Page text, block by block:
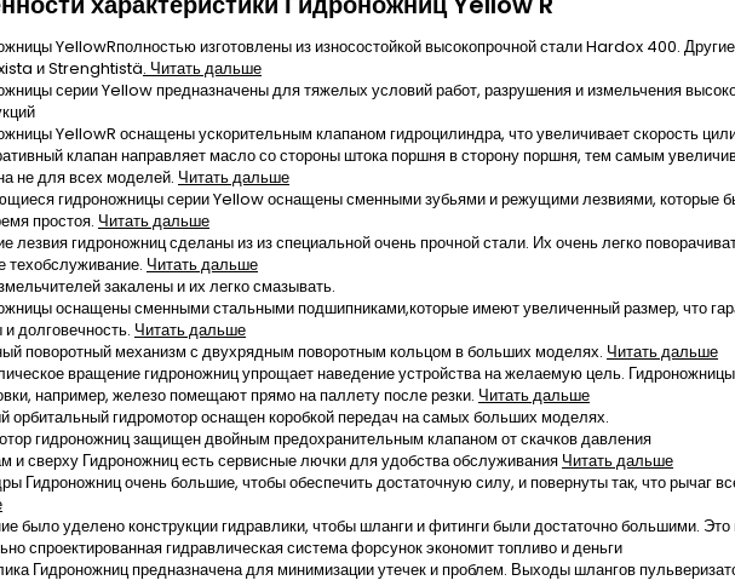
YellowRполностью изготовлены из износостойкой высокопрочной стали Hardox 400.
и Strenghtistä. Читать дальше
серии Yellow предназначены для тяжелых условий работ, разрушения и измельчения
YellowR оснащены ускорительным клапаном гидроцилиндра, что увеличивает скорость
клапан направляет масло со стороны штока поршня в сторону поршня, тем самым
не для всех моделей. Читать дальше
гидроножницы серии Yellow оснащены сменными зубьями и режущими лезвиями, которые
простоя. Читать дальше
лезвия гидроножниц сделаны из из специальной очень прочной стали. Их очень легко
техобслуживание. Читать дальше
закалены и их легко смазывать.
оснащены сменными стальными подшипниками,которые имеют увеличенный размер, что
долговечность. Читать дальше
поворотный механизм с двухрядным поворотным кольцом в больших моделях. Читать дальше
вращение гидроножниц упрощает наведение устройства на желаемую цель.
например, железо помещают прямо на паллету после резки. Читать дальше
орбитальный гидромотор оснащен коробкой передач на самых больших моделях.
гидроножниц защищен двойным предохранительным клапаном от скачков давления
и сверху Гидроножниц есть сервисные лючки для удобства обслуживания Читать дальше
Гидроножниц очень большие, чтобы обеспечить достаточную силу, и повернуты так, что рычаг
было уделено конструкции гидравлики, чтобы шланги и фитинги были достаточно большими. Это
спроектированная гидравлическая система форсунок экономит топливо и деньги
Гидроножниц предназначена для минимизации утечек и проблем. Выходы шлангов